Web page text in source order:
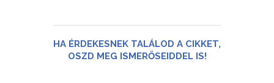
HA ÉRDEKESNEK TALÁLOD A CIKKET,
OSZD MEG ISMERŐSEIDDEL IS!